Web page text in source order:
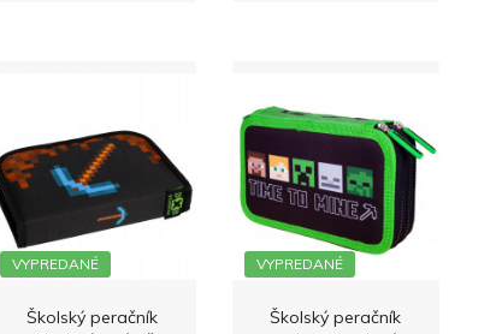
VYPREDANÉ
Školský peračník
VYPREDANÉ
Školský peračník